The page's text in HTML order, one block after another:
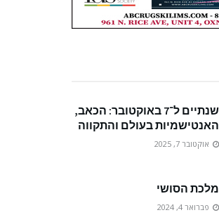
שנתיים ל־7 באוקטובר: הכאב,
האנטישמיות בעולם והתקווה
אוקטובר 7, 2025
מלכת הסושי
פברואר 4, 2024